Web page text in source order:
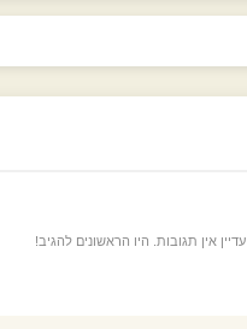
עדיין אין תגובות. היו הראשונים להגיב!